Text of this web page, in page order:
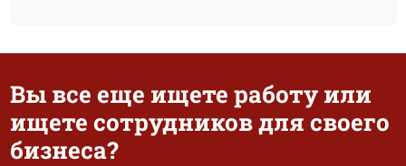
Вы все еще ищете работу или
ищете сотрудников для своего
бизнеса?